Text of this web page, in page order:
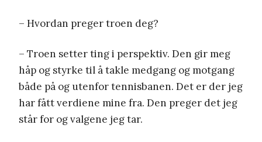
– Hvordan preger troen deg?
– Troen setter ting i perspektiv. Den gir meg
håp og styrke til å takle medgang og motgang
både på og utenfor tennisbanen. Det er der jeg
har fått verdiene mine fra. Den preger det jeg
står for og valgene jeg tar.